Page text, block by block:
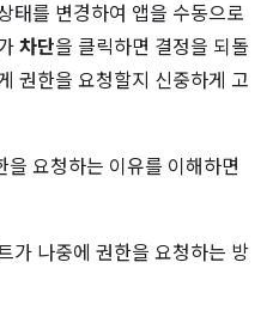
태를 변경하여 앱을 수동으로
차단을 클릭하면 결정을 되돌
권한을 요청할지 신중하게 고
요청하는 이유를 이해하면
가 나중에 권한을 요청하는 방